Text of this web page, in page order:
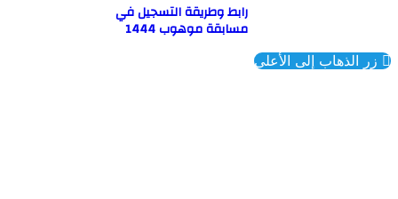
رابط وطريقة التسجيل في
مسابقة موهوب 1444
إلى الأعلى